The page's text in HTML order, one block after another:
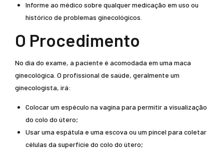
Informe ao médico sobre qualquer medicação em uso ou
histórico de problemas ginecológicos.
O Procedimento
No dia do exame, a paciente é acomodada em uma maca
ginecológica. O profissional de saúde, geralmente um
ginecologista, irá:
Colocar um espéculo na vagina para permitir a visualização
do colo do útero;
Usar uma espátula e uma escova ou um pincel para coletar
células da superfície do colo do útero;